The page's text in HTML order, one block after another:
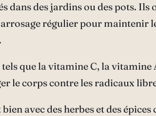
des jardins ou des pots. Ils
régulier pour maintenir
que la vitamine C, la vitamine
le corps contre les radicaux
avec des herbes et des